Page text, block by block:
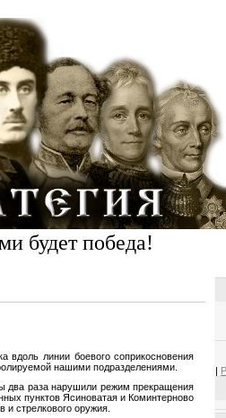
будет победа!
вдоль линии боевого соприкосновения
нашими подразделениями.
два раза нарушили режим прекращения
пунктов Ясиноватая и Коминтерново
и стрелкового оружия.